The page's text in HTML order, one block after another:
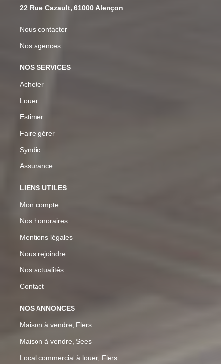
22 Rue Cazault, 61000 Alençon
Nous contacter
Nos agences
NOS SERVICES
Acheter
Louer
Estimer
Faire gérer
Syndic
Assurance
LIENS UTILES
Mon compte
Nos honoraires
Mentions légales
Nous rejoindre
Nos actualités
Contact
NOS ANNONCES
Maison à vendre, Flers
Maison à vendre, Sees
Local commercial à louer, Flers